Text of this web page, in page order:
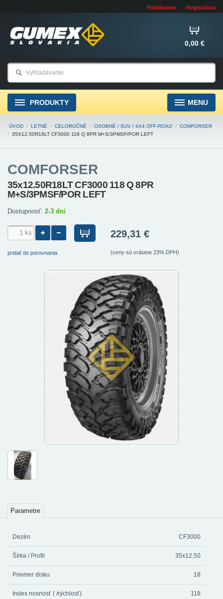
Prihlásenie Registrácia
0,00 €
PRODUKTY MENU
ÚVOD / LETNÉ / CELOROČNÉ / OSOBNÉ / SUV / 4X4 OFF-ROAD / COMFORSER
/ 35X12.50R18LT CF3000 118 Q 8PR M+S/3PMSF/POR LEFT
COMFORSER
35x12.50R18LT CF3000 118 Q 8PR
M+S/3PMSF/POR LEFT
Dostupnosť: 2-3 dni
pridať do porovnania
229,31 €
(ceny sú vrátane 23% DPH)
Parametre
Dezén CF3000
Šírka / Profil 35x12,50
Priemer disku 18
Index nosnosť ( /rýchlosť) 118